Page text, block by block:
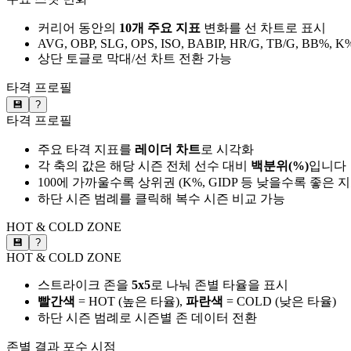
커리어 동안의 10개 주요 지표 변화를 선 차트로 표시
AVG, OBP, SLG, OPS, ISO, BABIP, HR/G, TB/G, BB%,
상단 토글로 막대/선 차트 전환 가능
타격 프로필
💾 ?
타격 프로필
주요 타격 지표를 레이더 차트로 시각화
각 축의 값은 해당 시즌 전체 선수 대비 백분위(%)입니다
100에 가까울수록 상위권 (K%, GIDP 등 낮을수록 좋은
하단 시즌 범례를 클릭해 복수 시즌 비교 가능
HOT & COLD ZONE
💾 ?
HOT & COLD ZONE
스트라이크 존을 5x5로 나눠 존별 타율을 표시
빨간색 = HOT (높은 타율), 파란색 = COLD (낮은 타율)
하단 시즌 범례로 시즌별 존 데이터 전환
존별 결과 포수 시점